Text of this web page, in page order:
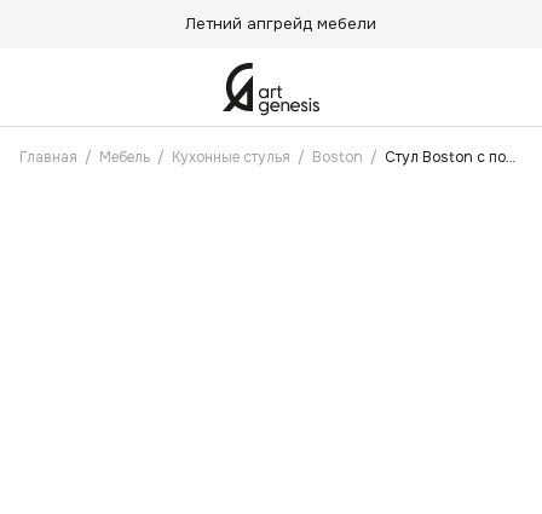
Летний апгрейд мебели
Главная / Мебель / Кухонные стулья / Boston / Стул Boston с поворотным механизмом Сепия коричневый, Черные ножки